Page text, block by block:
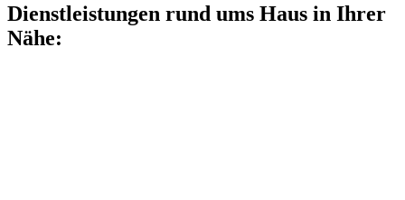
Dienstleistungen rund ums Haus in Ihrer
Nähe: